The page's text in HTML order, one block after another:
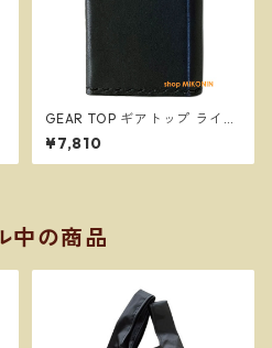
GEAR TOP ギアトップ ライタ
ー ブラック 革巻き 日本製 オ
イルライター GT5-05
¥7,810
中の商品